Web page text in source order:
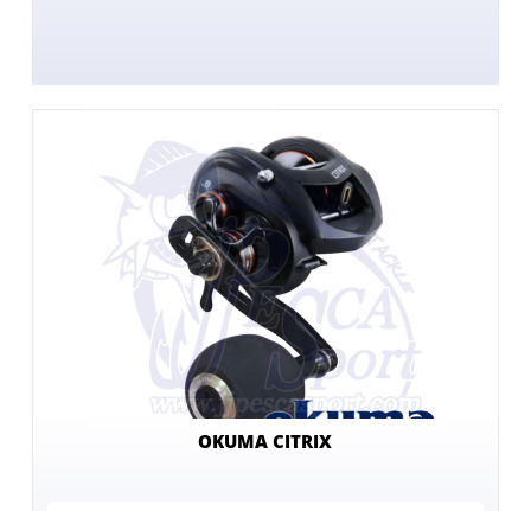
OKUMA CITRIX